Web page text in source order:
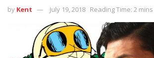
by Kent July 19, 2018 Reading Time: 2